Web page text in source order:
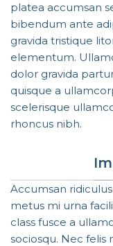
platea accumsan
bibendum ante
gravida tristique
elementum.
dolor gravida
quisque a
scelerisque
rhoncus nibh.
Accumsan
metus mi urna
class fusce a
sociosqu. Nec